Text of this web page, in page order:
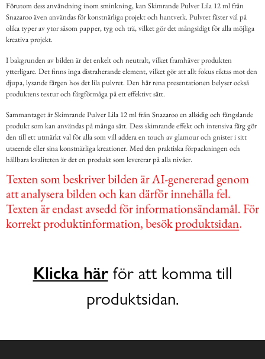
Förutom dess användning inom sminkning, kan Skimrande Pulver Lila 12 ml från
Snazaroo även användas för konstnärliga projekt och hantverk. Pulvret fäster väl på
olika typer av ytor såsom papper, tyg och trä, vilket gör det mångsidigt för alla möjliga
kreativa projekt.
I bakgrunden av bilden är det enkelt och neutralt, vilket framhäver produkten
ytterligare. Det finns inga distraherande element, vilket gör att allt fokus riktas mot den
djupa, lysande färgen hos det lila pulvret. Den här rena presentationen belyser också
produktens textur och färgförmåga på ett effektivt sätt.
Sammantaget är Skimrande Pulver Lila 12 ml från Snazaroo en allsidig och fängslande
produkt som kan användas på många sätt. Dess skimrande effekt och intensiva färg gör
den till ett utmärkt val för alla som vill addera en touch av glamour och gnister i sitt
utseende eller sina konstnärliga kreationer. Med den praktiska förpackningen och
hållbara kvaliteten är det en produkt som levererar på alla nivåer.
Klicka härför att komma till
produktsidan.